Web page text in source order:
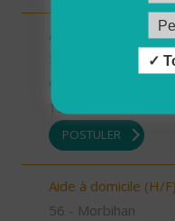
Auxiliaire de vie (H/
19/05/2026
POSTULER
Aide à domicile (H/F)
56 - Morbihan